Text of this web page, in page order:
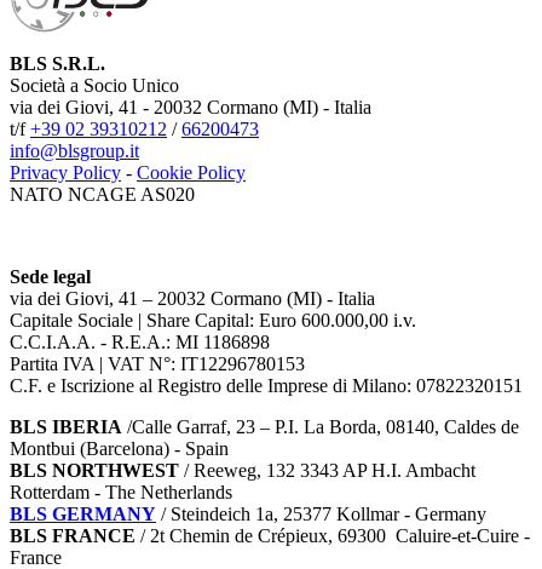
BLS S.R.L.
Società a Socio Unico
via dei Giovi, 41 - 20032 Cormano (MI) - Italia
t/f+39 02 39310212 /66200473
info@blsgroup.it
Privacy Policy - Cookie Policy
NATO NCAGE AS020
Sede legal
via dei Giovi, 41 – 20032 Cormano (MI) - Italia
Capitale Sociale | Share Capital: Euro 600.000,00 i.v.
C.C.I.A.A. - R.E.A.: MI 1186898
Partita IVA | VAT N°: IT12296780153
C.F. e Iscrizione al Registro delle Imprese di Milano: 07822320151
BLS IBERIA /Calle Garraf, 23 – P.I. La Borda, 08140, Caldes de
Montbui (Barcelona) - Spain
BLS NORTHWEST / Reeweg, 132 3343 AP H.I. Ambacht
Rotterdam - The Netherlands
BLS GERMANY / Steindeich 1a, 25377 Kollmar- Germany
BLS FRANCE / 2t Chemin de Crépieux, 69300 Caluire-et-Cuire -
France